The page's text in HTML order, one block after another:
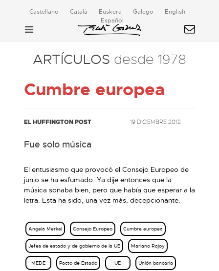
Castellano Català Euskera Galego
English
Español
ARTÍCULOS desde 1978
Cumbre europea
EL HUFFINGTON POST 19 DICIEMBRE 2012
Fue solo música
El entusiasmo que provocó el Consejo Europeo de
junio se ha esfumado. Ya dije entonces que la
música sonaba bien, pero que había que esperar a la
letra. Esta ha sido, una vez más, decepcionante.
Angela Merkel Consejo Europeo Cumbre europea
Jefes de estado y de gobierno de la UE Mariano Rajoy
MEDE Pacto de Estado UE Unión bancaria